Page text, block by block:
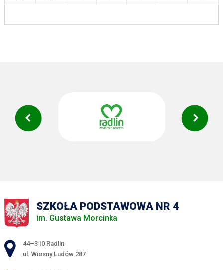
SZKOŁA PODSTAWOWA NR 4
im. Gustawa Morcinka
Adres pocztowy:
44–310 Radlin
ul. Wiosny Ludów 287